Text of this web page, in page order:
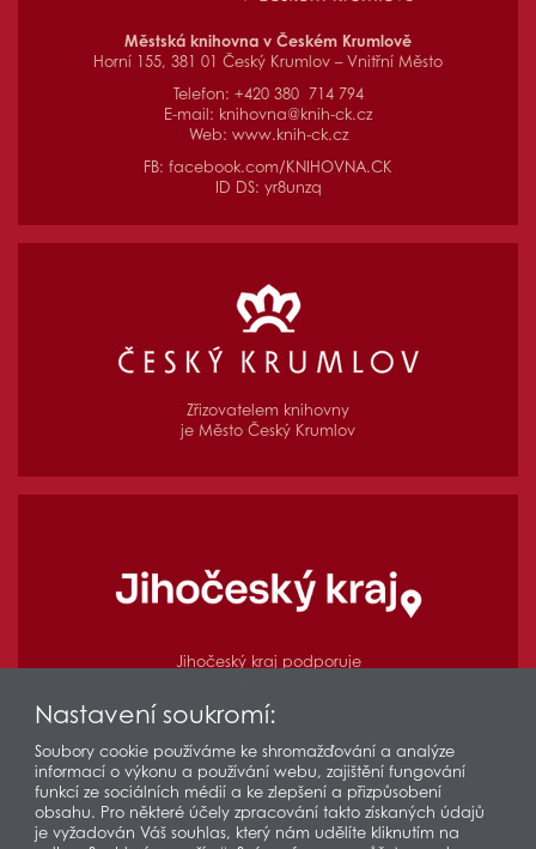
Městská knihovna v Českém Krumlově
Horní 155, 381 01 Český Krumlov – Vnitřní Město
Telefon: +420 380 714 794
E-mail: knihovna@knih-ck.cz
Web: www.knih-ck.cz
FB: facebook.com/KNIHOVNA.CK
ID DS: yr8unzq
Zřizovatelem knihovny
je Město Český Krumlov
Jihočeský kraj podporuje
© 2026 Městská knihovna v Českém Krumlově
Prohlášení o přístupnosti
Ochrana osobních údajů
Nastavení soukromí:
Soubory cookie používáme ke shromažďování a analýze
informací o výkonu a používání webu, zajištění fungování
funkcí ze sociálních médií a ke zlepšení a přizpůsobení
obsahu. Pro některé účely zpracování takto získaných údajů
je vyžadován Váš souhlas, který nám udělíte kliknutím na